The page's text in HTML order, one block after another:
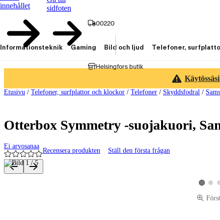
innehållet
sidfoten
00220
Helsingfors butik
Informationsteknik Gaming Bild och ljud Telefoner,
Etusivu / Telefoner, surfplattor och klockor / Telefoner / Skyddsfodral /
Otterbox Symmetry -suojakuori,
Ei arvosanaa
Recensera produkten Ställ den första frågan
Produktbilder och videor
VisaVisa